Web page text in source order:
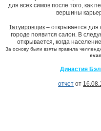
для всех симов после того, как
вершины
Татуировщик – открывается для
городе появится салон. В
открывается, когда
За основу были взяты правила
Династия
отчет от